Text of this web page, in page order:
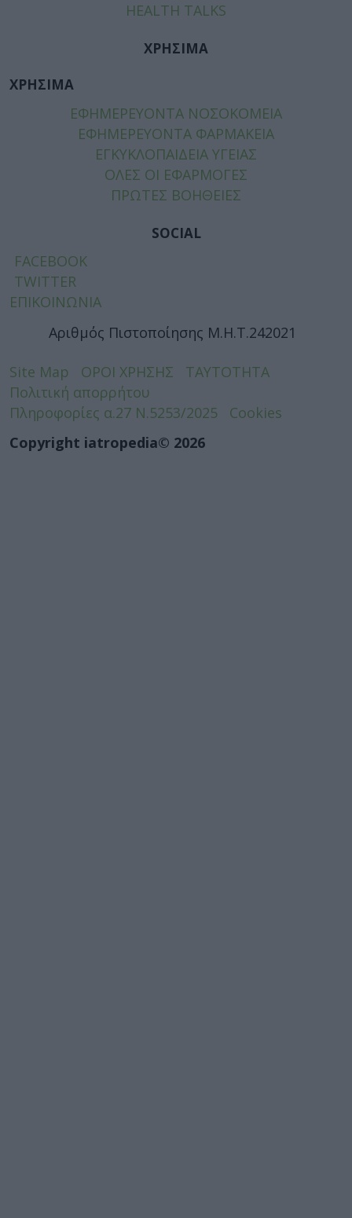
HEALTH TALKS
ΧΡΗΣΙΜΑ
ΧΡΗΣΙΜΑ
ΕΦΗΜΕΡΕΥΟΝΤΑ ΝΟΣΟΚΟΜΕΙΑ
ΕΦΗΜΕΡΕΥΟΝΤΑ ΦΑΡΜΑΚΕΙΑ
ΕΓΚΥΚΛΟΠΑΙΔΕΙΑ ΥΓΕΙΑΣ
ΟΛΕΣ ΟΙ ΕΦΑΡΜΟΓΕΣ
ΠΡΩΤΕΣ ΒΟΗΘΕΙΕΣ
SOCIAL
FACEBOOK
TWITTER
ΕΠΙΚΟΙΝΩΝΙΑ
Αριθμός Πιστοποίησης Μ.Η.Τ.242021
Site Map ΟΡΟΙ ΧΡΗΣΗΣ
ΤΑΥΤΟΤΗΤΑ
Πολιτική απορρήτου
Πληροφορίες α.27 Ν.5253/2025
Cookies
Copyright iatropedia© 2026